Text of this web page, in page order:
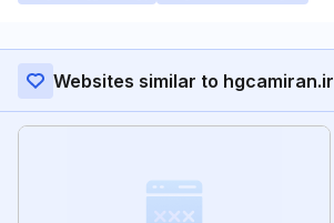
Websites similar to hgcamiran.ir